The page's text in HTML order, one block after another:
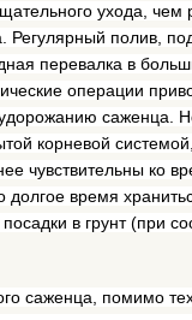
ухода, чем
Регулярный полив,
перевалка в
операции
саженца.
корневой
чувствительны ко
долгое время
в грунт (при
саженца, помимо